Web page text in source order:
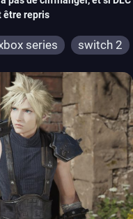
être repris
series switch 2